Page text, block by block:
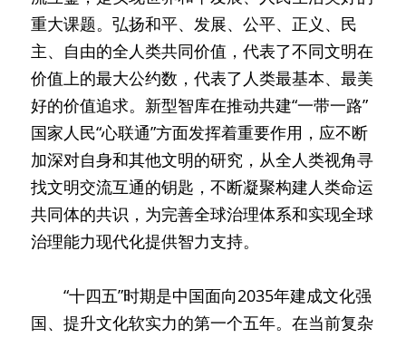
重大课题。弘扬和平、发展、公平、正义、民
主、自由的全人类共同价值，代表了不同文明在
价值上的最大公约数，代表了人类最基本、最美
好的价值追求。新型智库在推动共建“一带一路”
国家人民“心联通”方面发挥着重要作用，应不断
加深对自身和其他文明的研究，从全人类视角寻
找文明交流互通的钥匙，不断凝聚构建人类命运
共同体的共识，为完善全球治理体系和实现全球
治理能力现代化提供智力支持。
“十四五”时期是中国面向2035年建成文化强
国、提升文化软实力的第一个五年。在当前复杂